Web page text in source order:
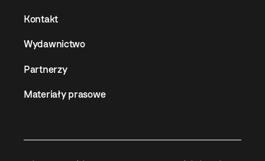
Kontakt
Wydawnictwo
Partnerzy
Materiały prasowe